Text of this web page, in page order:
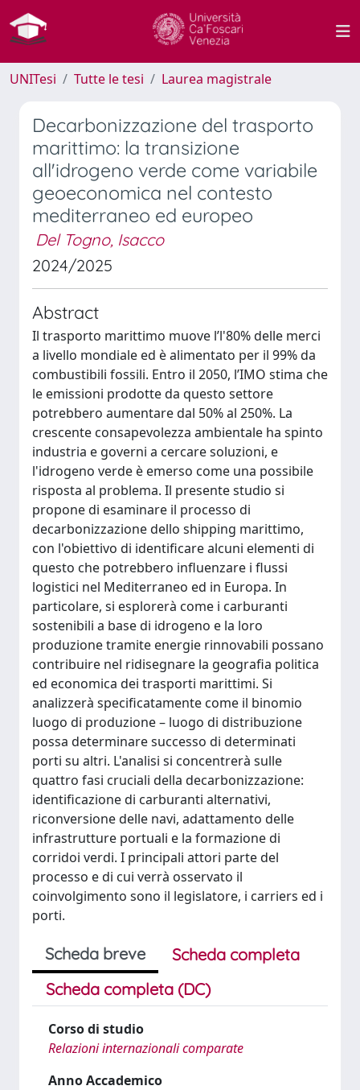
UNITesi Tutte le tesi Laurea magistrale
Decarbonizzazione del trasporto
marittimo: la transizione
all'idrogeno verde come variabile
geoeconomica nel contesto
mediterraneo ed europeo
Del Togno, Isacco
2024/2025
Abstract
Il trasporto marittimo muove l’l'80% delle merci
a livello mondiale ed è alimentato per il 99% da
combustibili fossili. Entro il 2050, l’IMO stima che
le emissioni prodotte da questo settore
potrebbero aumentare dal 50% al 250%. La
crescente consapevolezza ambientale ha spinto
industria e governi a cercare soluzioni, e
l'idrogeno verde è emerso come una possibile
risposta al problema. Il presente studio si
propone di esaminare il processo di
decarbonizzazione dello shipping marittimo,
con l'obiettivo di identificare alcuni elementi di
questo che potrebbero influenzare i flussi
logistici nel Mediterraneo ed in Europa. In
particolare, si esplorerà come i carburanti
sostenibili a base di idrogeno e la loro
produzione tramite energie rinnovabili possano
contribuire nel ridisegnare la geografia politica
ed economica dei trasporti marittimi. Si
analizzerà specificatamente come il binomio
luogo di produzione – luogo di distribuzione
possa determinare successo di determinati
porti su altri. L'analisi si concentrerà sulle
quattro fasi cruciali della decarbonizzazione:
identificazione di carburanti alternativi,
riconversione delle navi, adattamento delle
infrastrutture portuali e la formazione di
corridoi verdi. I principali attori parte del
processo e di cui verrà osservato il
coinvolgimento sono il legislatore, i carriers ed i
porti.
Scheda breve
Scheda completa
Scheda completa (DC)
Corso di studio
Relazioni internazionali comparate
Anno Accademico